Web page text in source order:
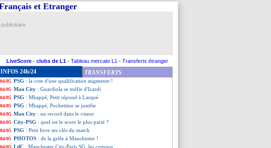
et Etranger
LiveScore - clubs de L1 - Tableau mercato L1 - Transferts étranger
INFOS 24h/24 TRANSFERTS
04/05 PSG: carton rouge direct pour Di Maria !
04/05 Chelsea
04/05 L2: le succès précieux du TFC
04/05 PSG: le vœu ultime de da Fonseca
04/05 PSG : la cote d'une qualification augmente !
04/05 Man City : Guardiola se méfie d'Icardi
04/05 PSG : Mbappé, Petit répond à Larqué
04/05 PSG : Mbappé, Pochettino se justifie
04/05 Man City : un record dans le viseur
04/05 City-PSG : quel est le score le plus parié ?
04/05 PSG : Petit livre ses clés du match
04/05 PHOTOS : de la grêle à Manchester !
04/05 LdC : Manchester City-Paris SG, les compos